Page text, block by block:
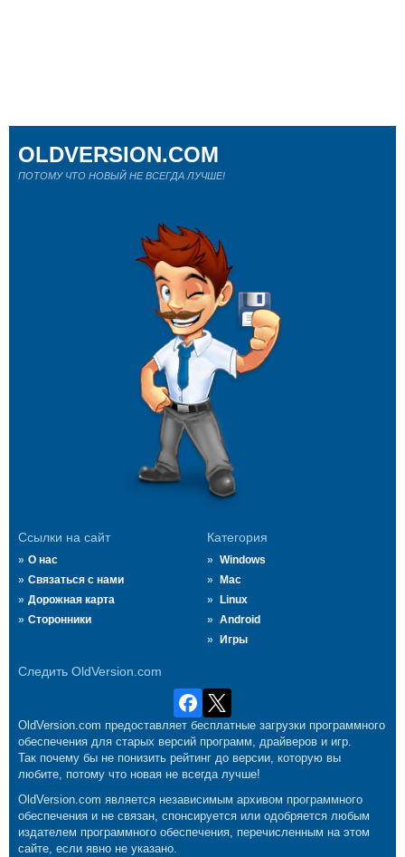
Ссылки на сайт
О нас
Связаться с нами
Дорожная карта
Сторонники
Категория
Windows
Mac
Linux
Android
Игры
Следить OldVersion.com
OLDVERSION.COM
ПОТОМУ ЧТО НОВЫЙ НЕ ВСЕГДА ЛУЧШЕ!
OldVersion.com предоставляет бесплатные загрузки программного
обеспечения для старых версий программ, драйверов и игр.
Так почему бы не понизить рейтинг до версии, которую вы
любите, потому что новая не всегда лучше!
OldVersion.com является независимым архивом программного
обеспечения и не связан, спонсируется или одобряется любым
издателем программного обеспечения, перечисленным на этом
сайте, если явно не указано.